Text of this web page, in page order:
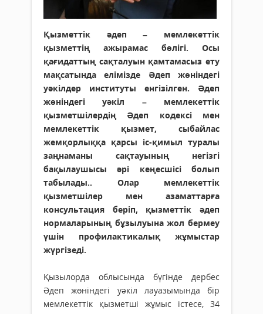
Қызметтік әдеп – мемлекеттік
қызметтің ажырамас бөлігі. Осы
қағидаттың сақталуын қамтамасыз ету
мақсатында елімізде Әдеп жөніндегі
уәкілдер институты енгізілген. Әдеп
жөніндегі уәкіл – мемлекеттік
қызметшілердің Әдеп кодексі мен
мемлекеттік қызмет, сыбайлас
жемқорлыққа қарсы іс-қимыл туралы
заңнаманы сақтауының негізгі
бақылаушысы әрі кеңесшісі болып
табылады.. Олар мемлекеттік
қызметшілер мен азаматтарға
консультация беріп, қызметтік әдеп
нормаларының бұзылуына жол бермеу
үшін профилактикалық жұмыстар
жүргізеді.
Қызылорда облысында бүгінде дербес
Әдеп жөніндегі уәкіл лауазымында бір
мемлекеттік қызметші жұмыс істесе, 34